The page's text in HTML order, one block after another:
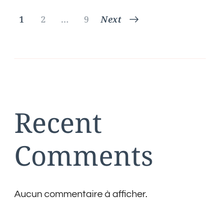
Pagination
des
Page
1 Page
2 … Page
9 Next
Recent
Comments
Aucun commentaire à afficher.